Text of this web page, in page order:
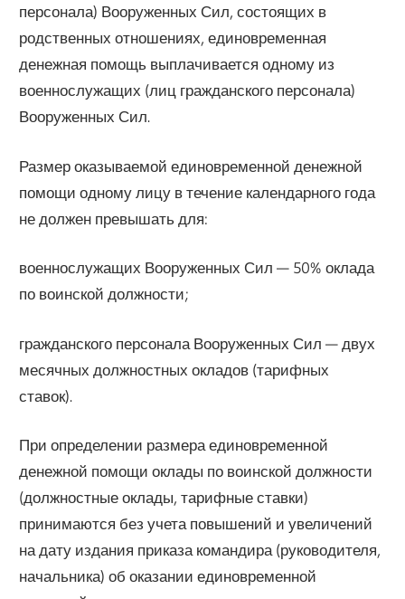
персонала) Вооруженных Сил, состоящих в
родственных отношениях, единовременная
денежная помощь выплачивается одному из
военнослужащих (лиц гражданского персонала)
Вооруженных Сил.
Размер оказываемой единовременной денежной
помощи одному лицу в течение календарного года
не должен превышать для:
военнослужащих Вооруженных Сил — 50% оклада
по воинской должности;
гражданского персонала Вооруженных Сил — двух
месячных должностных окладов (тарифных
ставок).
При определении размера единовременной
денежной помощи оклады по воинской должности
(должностные оклады, тарифные ставки)
принимаются без учета повышений и увеличений
на дату издания приказа командира (руководителя,
начальника) об оказании единовременной